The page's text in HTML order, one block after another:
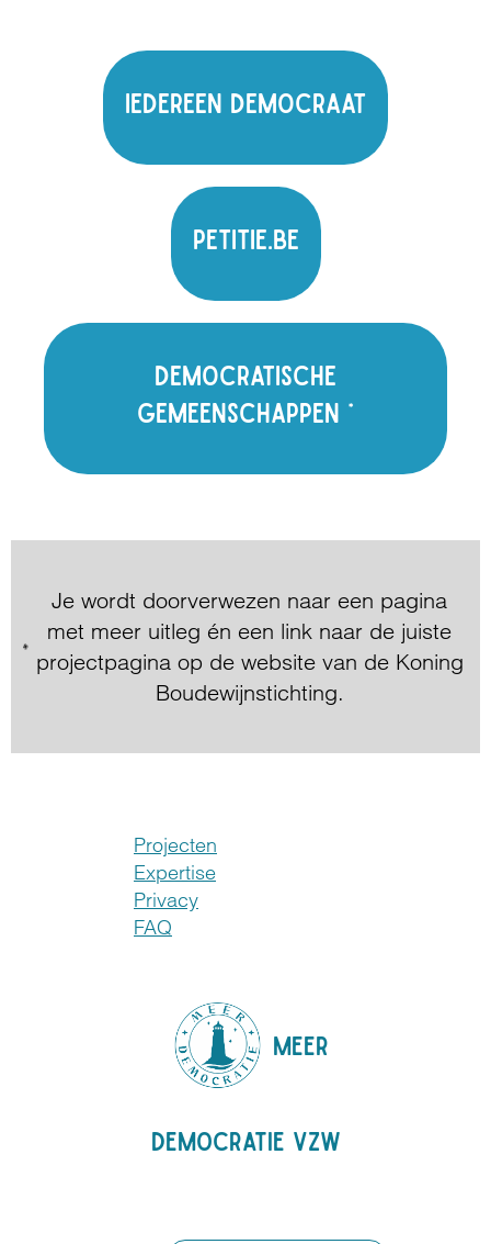
iedereen democraat
Petitie.be
democratische
gemeenschappen *
Je wordt doorverwezen naar een pagina
met meer uitleg én een link naar de juiste
projectpagina op de website van de Koning
Boudewijnstichting.
Projecten
Expertise
Privacy
FAQ
MEER
DEMOCRATIE VZW